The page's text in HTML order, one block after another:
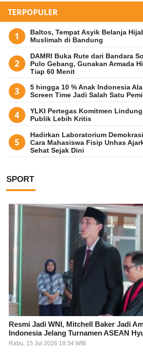
TERPOPULER
Baltos, Tempat Asyik Belanja
Muslimah di Bandung
DAMRI Buka Rute dari Bandara
Pulo Gebang, Gunakan Armada
Tiap 60 Menit
5 hingga 10 % Anak Indonesia
Screen Time Jadi Salah Satu
YLKI Pertegas Komitmen
Publik Lebih Kritis
Hadirkan Laboratorium
Cara Mahasiswa Fisip Unhas
Sehat Sejak Dini
SPORT
Resmi Jadi WNI, Mitchell Baker Jadi
Indonesia Jelang Turnamen ASEAN
Rabu, 15 Jul 2026 18:34 WIB